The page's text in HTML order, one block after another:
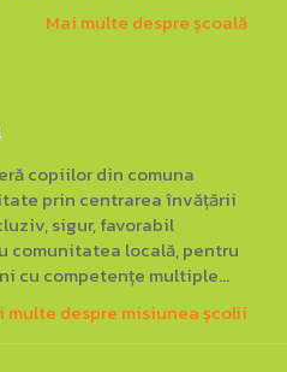
Mai multe despre școală
copiilor din comuna
prin centrarea învățării
sigur, favorabil
comunitatea locală, pentru
cu competențe multiple...
multe despre misiunea școlii